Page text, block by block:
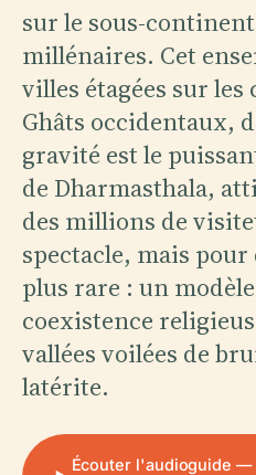
sur le sous-
millénaires. Cet
villes étagées sur
Ghâts occidentaux,
gravité est le
de Dharmasthala,
des millions de
spectacle, mais pour
plus rare : un
coexistence
vallées voilées de
latérite.
Écouter l'audioguide —